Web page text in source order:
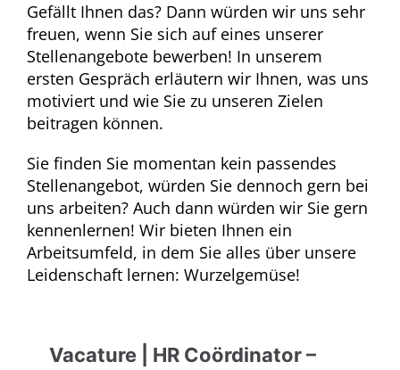
Gefällt Ihnen das? Dann würden wir uns sehr
freuen, wenn Sie sich auf eines unserer
Stellenangebote bewerben! In unserem
ersten Gespräch erläutern wir Ihnen, was uns
motiviert und wie Sie zu unseren Zielen
beitragen können.
Sie finden Sie momentan kein passendes
Stellenangebot, würden Sie dennoch gern bei
uns arbeiten? Auch dann würden wir Sie gern
kennenlernen! Wir bieten Ihnen ein
Arbeitsumfeld, in dem Sie alles über unsere
Leidenschaft lernen: Wurzelgemüse!
Vacature | HR Coördinator –